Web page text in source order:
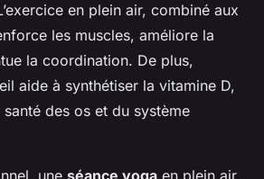
en plein air, combiné aux
les muscles, améliore la
la coordination. De plus,
aide à synthétiser la vitamine D,
des os et du système
une séance yoga en plein air